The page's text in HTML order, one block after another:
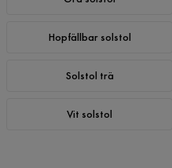
Hopfällbar solstol
Solstol trä
Vit solstol